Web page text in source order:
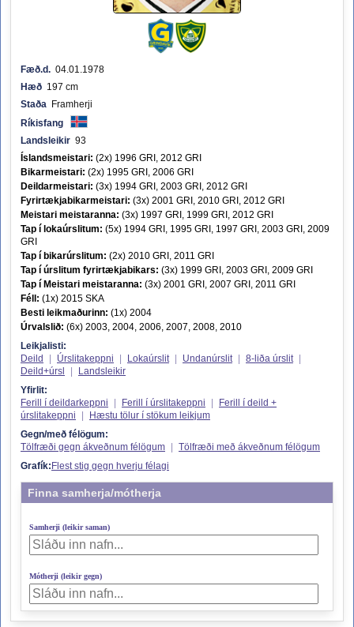
Fæð.d. 04.01.1978
Hæð 197 cm
Staða Framherji
Ríkisfang
Landsleikir 93
Íslandsmeistari: (2x) 1996 GRI, 2012 GRI
Bikarmeistari: (2x) 1995 GRI, 2006 GRI
Deildarmeistari: (3x) 1994 GRI, 2003 GRI, 2012 GRI
Fyrirtækjabikarmeistari: (3x) 2001 GRI, 2010 GRI, 2012 GRI
Meistari meistaranna: (3x) 1997 GRI, 1999 GRI, 2012 GRI
Tap í lokaúrslitum: (5x) 1994 GRI, 1995 GRI, 1997 GRI, 2003 GRI, 2009
GRI
Tap í bikarúrslitum: (2x) 2010 GRI, 2011 GRI
Tap í úrslitum fyrirtækjabikars: (3x) 1999 GRI, 2003 GRI, 2009 GRI
Tap í Meistari meistaranna: (3x) 2001 GRI, 2007 GRI, 2011 GRI
Féll: (1x) 2015 SKA
Besti leikmaðurinn: (1x) 2004
Úrvalslið: (6x) 2003, 2004, 2006, 2007, 2008, 2010
Leikjalisti:
Deild
Úrslitakeppni Lokaúrslit Undanúrslit 8-liða úrslit
Deild+úrsl
Landsleikir
Yfirlit:
Ferill í deildarkeppni
Ferill í úrslitakeppni
Ferill í deild +
úrslitakeppni
Hæstu tölur í stökum leikjum
Gegn/með félögum:
Tölfræði gegn ákveðnum félögum
Tölfræði með ákveðnum félögum
Grafík: Flest stig gegn hverju félagi
Finna samherja/mótherja
Samherji (leikir saman)
Mótherji (leikir gegn)